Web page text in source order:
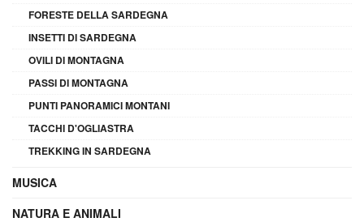
FORESTE DELLA SARDEGNA
INSETTI DI SARDEGNA
OVILI DI MONTAGNA
PASSI DI MONTAGNA
PUNTI PANORAMICI MONTANI
TACCHI D'OGLIASTRA
TREKKING IN SARDEGNA
MUSICA
NATURA E ANIMALI